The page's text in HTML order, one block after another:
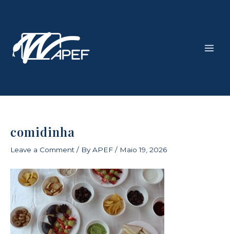
comidinha
Leave a Comment / ByAPEF / Maio 19, 2026